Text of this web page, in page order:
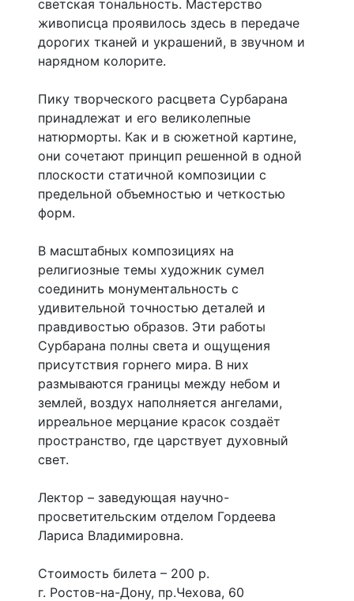
светская тональность. Мастерство
живописца проявилось здесь в передаче
дорогих тканей и украшений, в звучном и
нарядном колорите.
Пику творческого расцвета Сурбарана
принадлежат и его великолепные
натюрморты. Как и в сюжетной картине,
они сочетают принцип решенной в одной
плоскости статичной композиции с
предельной объемностью и четкостью
форм.
В масштабных композициях на
религиозные темы художник сумел
соединить монументальность с
удивительной точностью деталей и
правдивостью образов. Эти работы
Сурбарана полны света и ощущения
присутствия горнего мира. В них
размываются границы между небом и
землей, воздух наполняется ангелами,
ирреальное мерцание красок создаёт
пространство, где царствует духовный
свет.
Лектор – заведующая научно-
просветительским отделом Гордеева
Лариса Владимировна.
Стоимость билета – 200 р.
г. Ростов-на-Дону, пр.Чехова, 60